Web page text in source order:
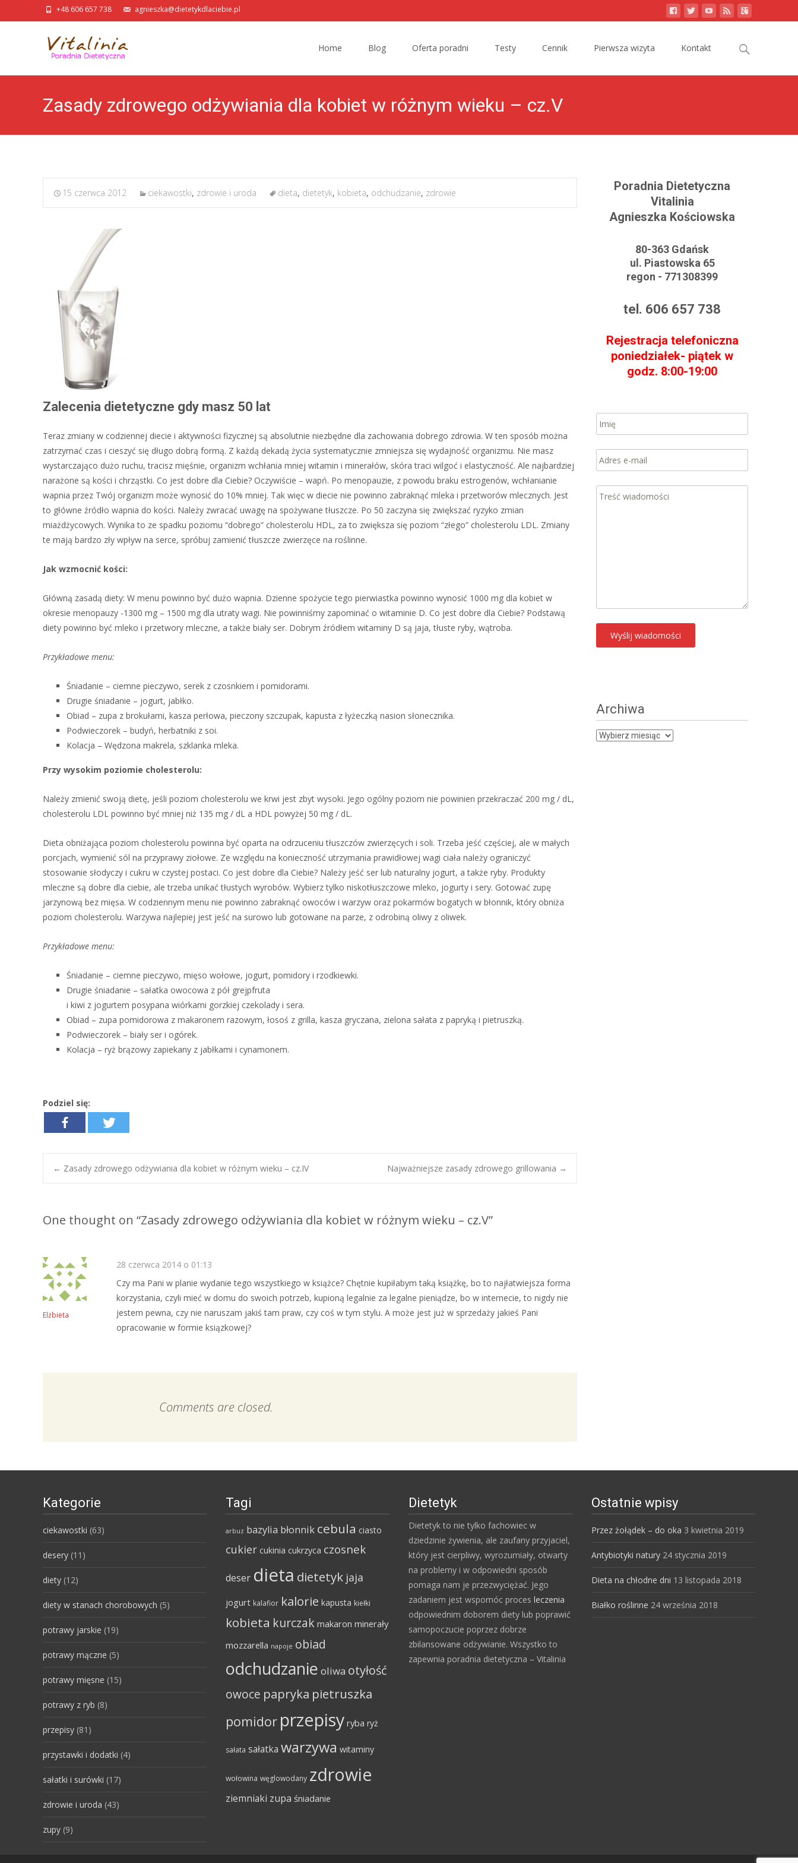
+48 606 657 738 agnieszka@dietetykdlaciebie.pl
Home
Blog Oferta poradni Testy Cennik Pierwsza wizyta Kontakt
Search
Zasady zdrowego odżywiania dla kobiet w różnym wieku – cz.V
15 czerwca 2012 ciekawostki, zdrowie i uroda dieta, dietetyk, kobieta, odchudzanie, zdrowie
Zalecenia dietetyczne gdy masz 50 lat
Teraz zmiany w codziennej diecie i aktywności fizycznej są absolutnie niezbędne dla zachowania dobrego zdrowia. W ten sposób można
zatrzymać czas i cieszyć się długo dobrą formą. Z każdą dekadą życia systematycznie zmniejsza się wydajność organizmu. Nie masz
wystarczająco dużo ruchu, tracisz mięśnie, organizm wchłania mniej witamin i minerałów, skóra traci wilgoć i elastyczność. Ale najbardziej
narażone są kości i chrząstki. Co jest dobre dla Ciebie? Oczywiście – wapń. Po menopauzie, z powodu braku estrogenów, wchłanianie
wapnia przez Twój organizm może wynosić do 10% mniej. Tak więc w diecie nie powinno zabraknąć mleka i przetworów mlecznych. Jest
to główne źródło wapnia do kości. Należy zwracać uwagę na spożywane tłuszcze. Po 50 zaczyna się zwiększać ryzyko zmian
miażdżycowych. Wynika to ze spadku poziomu “dobrego” cholesterolu HDL, za to zwiększa się poziom “złego” cholesterolu LDL. Zmiany
te mają bardzo zły wpływ na serce, spróbuj zamienić tłuszcze zwierzęce na roślinne.
Jak wzmocnić kości:
Główną zasadą diety: W menu powinno być dużo wapnia. Dzienne spożycie tego pierwiastka powinno wynosić 1000 mg dla kobiet w
okresie menopauzy -1300 mg – 1500 mg dla utraty wagi. Nie powinniśmy zapominać o witaminie D. Co jest dobre dla Ciebie? Podstawą
diety powinno być mleko i przetwory mleczne, a także biały ser. Dobrym źródłem witaminy D są jaja, tłuste ryby, wątroba.
Przykładowe menu:
Śniadanie – ciemne pieczywo, serek z czosnkiem i pomidorami.
Drugie śniadanie – jogurt, jabłko.
Obiad – zupa z brokułami, kasza perłowa, pieczony szczupak, kapusta z łyżeczką nasion słonecznika.
Podwieczorek – budyń, herbatniki z soi.
Kolacja – Wędzona makrela, szklanka mleka.
Przy wysokim poziomie cholesterolu:
Należy zmienić swoją dietę, jeśli poziom cholesterolu we krwi jest zbyt wysoki. Jego ogólny poziom nie powinien przekraczać 200 mg / dL,
cholesterolu LDL powinno być mniej niż 135 mg / dL a HDL powyżej 50 mg / dL.
Dieta obniżająca poziom cholesterolu powinna być oparta na odrzuceniu tłuszczów zwierzęcych i soli. Trzeba jeść częściej, ale w małych
porcjach, wymienić sól na przyprawy ziołowe. Ze względu na konieczność utrzymania prawidłowej wagi ciała należy ograniczyć
stosowanie słodyczy i cukru w czystej postaci. Co jest dobre dla Ciebie? Należy jeść ser lub naturalny jogurt, a także ryby. Produkty
mleczne są dobre dla ciebie, ale trzeba unikać tłustych wyrobów. Wybierz tylko niskotłuszczowe mleko, jogurty i sery. Gotować zupę
jarzynową bez mięsa. W codziennym menu nie powinno zabraknąć owoców i warzyw oraz pokarmów bogatych w błonnik, który obniża
poziom cholesterolu. Warzywa najlepiej jest jeść na surowo lub gotowane na parze, z odrobiną oliwy z oliwek.
Przykładowe menu:
Śniadanie – ciemne pieczywo, mięso wołowe, jogurt, pomidory i rzodkiewki.
Drugie śniadanie – sałatka owocowa z pół grejpfruta
i kiwi z jogurtem posypana wiórkami gorzkiej czekolady i sera.
Obiad – zupa pomidorowa z makaronem razowym, łosoś z grilla, kasza gryczana, zielona sałata z papryką i pietruszką.
Podwieczorek – biały ser i ogórek.
Kolacja – ryż brązowy zapiekany z jabłkami i cynamonem.
Podziel się:
← Zasady zdrowego odżywiania dla kobiet w różnym wieku – cz.IV Najważniejsze zasady zdrowego grillowania →
One thought on “Zasady zdrowego odżywiania dla kobiet w różnym wieku – cz.V”
Elżbieta
28 czerwca 2014 o 01:13
Czy ma Pani w planie wydanie tego wszystkiego w książce? Chętnie kupiłabym taką książkę, bo to najłatwiejsza forma
korzystania, czyli mieć w domu do swoich potrzeb, kupioną legalnie za legalne pieniądze, bo w internecie, to nigdy nie
jestem pewna, czy nie naruszam jakiś tam praw, czy coś w tym stylu. A może jest już w sprzedaży jakieś Pani
opracowanie w formie ksiązkowej?
Comments are closed.
Poradnia Dietetyczna
Vitalinia
Agnieszka Kościowska
80-363 Gdańsk
ul. Piastowska 65
regon - 771308399
tel. 606 657 738
Rejestracja telefoniczna
poniedziałek- piątek w
godz. 8:00-19:00
Archiwa
Archiwa
Kategorie
ciekawostki (63)
desery (11)
diety (12)
diety w stanach chorobowych (5)
potrawy jarskie (19)
potrawy mączne (5)
potrawy mięsne (15)
potrawy z ryb (8)
przepisy (81)
przystawki i dodatki (4)
sałatki i surówki (17)
zdrowie i uroda (43)
zupy (9)
Tagi
arbuz bazylia błonnik cebula ciasto
cukier cukinia cukrzyca czosnek
deser dieta dietetyk jaja
jogurt kalafior kalorie kapusta kiełki
kobieta kurczak makaron minerały
mozzarella napoje obiad
odchudzanie oliwa otyłość
owoce papryka pietruszka
pomidor przepisy ryba ryż
sałata sałatka warzywa witaminy
wołowina węglowodany zdrowie
ziemniaki zupa śniadanie
Dietetyk
Dietetyk to nie tylko fachowiec w
dziedzinie żywienia, ale zaufany przyjaciel,
który jest cierpliwy, wyrozumiały, otwarty
na problemy i w odpowiedni sposób
pomaga nam je przezwyciężać. Jego
zadaniem jest wspomóc proces leczenia
odpowiednim doborem diety lub poprawić
samopoczucie poprzez dobrze
zbilansowane odżywianie. Wszystko to
zapewnia poradnia dietetyczna – Vitalinia
Ostatnie wpisy
Przez żołądek – do oka 3 kwietnia 2019
Antybiotyki natury 24 stycznia 2019
Dieta na chłodne dni 13 listopada 2018
Białko roślinne 24 września 2018